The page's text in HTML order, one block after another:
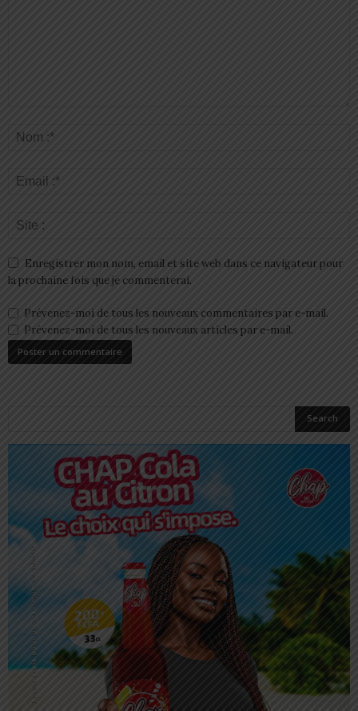
Enregistrer mon nom, email et site web dans ce navigateur pour
la prochaine fois que je commenterai.
Prévenez-moi de tous les nouveaux commentaires par e-mail.
Prévenez-moi de tous les nouveaux articles par e-mail.